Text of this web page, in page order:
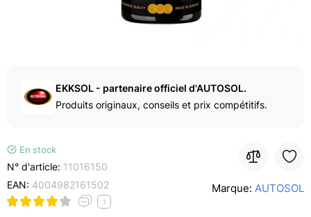
EKKSOL - partenaire officiel d'AUTOSOL.
Produits originaux, conseils et prix compétitifs.
En stock
N° d'article: 11016150
EAN: 4004982161502
1
Marque: AUTOSOL